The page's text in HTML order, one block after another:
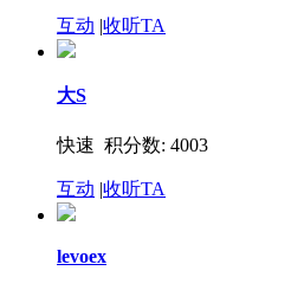
互动 |收听TA
大S
快速 积分数: 4003
互动 |收听TA
levoex